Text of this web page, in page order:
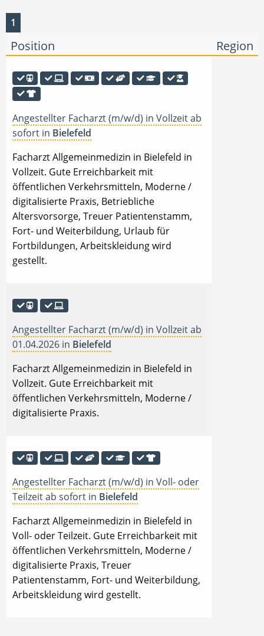
1
Position Region
Angestellter Facharzt (m/w/d) in Vollzeit ab
sofort in Bielefeld
Facharzt Allgemeinmedizin in Bielefeld in
Vollzeit. Gute Erreichbarkeit mit
öffentlichen Verkehrsmitteln, Moderne /
digitalisierte Praxis, Betriebliche
Altersvorsorge, Treuer Patientenstamm,
Fort- und Weiterbildung, Urlaub für
Fortbildungen, Arbeitskleidung wird
gestellt.
Angestellter Facharzt (m/w/d) in Vollzeit ab
01.04.2026 in Bielefeld
Facharzt Allgemeinmedizin in Bielefeld in
Vollzeit. Gute Erreichbarkeit mit
öffentlichen Verkehrsmitteln, Moderne /
digitalisierte Praxis.
Angestellter Facharzt (m/w/d) in Voll- oder
Teilzeit ab sofort in Bielefeld
Facharzt Allgemeinmedizin in Bielefeld in
Voll- oder Teilzeit. Gute Erreichbarkeit mit
öffentlichen Verkehrsmitteln, Moderne /
digitalisierte Praxis, Treuer
Patientenstamm, Fort- und Weiterbildung,
Arbeitskleidung wird gestellt.